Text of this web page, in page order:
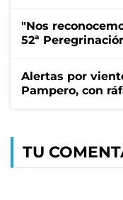
"Nos
52ª
Alertas por
Pampero, con
TU